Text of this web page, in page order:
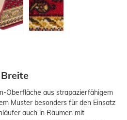
Oberfläche aus strapazierfähigem
Muster besonders für den Einsatz
auch in Räumen mit